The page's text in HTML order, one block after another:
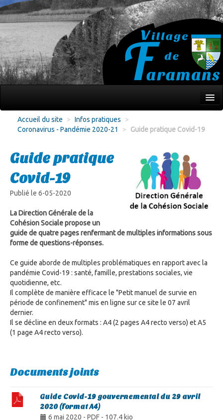
Écoles Jeunesse
Culture Loisirs
Associations
Environnement
Infos pratiques
Accueil du site > Infos pratiques
>
Coronavirus - Pandémie 2020-21
> Guide pratique Covid-19
Guide pratique
Covid-19
Publié le 6-05-2020
La Direction Générale de la
Cohésion Sociale propose un
guide de quatre pages renfermant de multiples informations sous
forme de questions-réponses.
Ce guide aborde de multiples problématiques en rapport avec la
pandémie Covid-19 : santé, famille, prestations sociales, vie
quotidienne, etc.
Il complète de manière efficace le "Petit manuel de survie en
période de confinement" mis en ligne sur ce site le 07 avril
dernier.
Il se décline en deux formats : A4 (2 pages A4 recto verso) et A5
(1 page A4 recto verso).
Documents joints
Guide Covid-19 gouvernemental du 29 avril
2020 (format A4)
6 mai 2020 - PDF - 107.4 kio